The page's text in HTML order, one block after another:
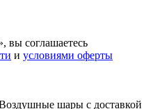
вы соглашаетесь
и условиями оферты
шары с доставкой